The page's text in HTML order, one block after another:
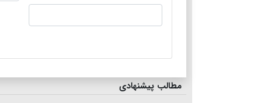
مطالب پیشنهادی